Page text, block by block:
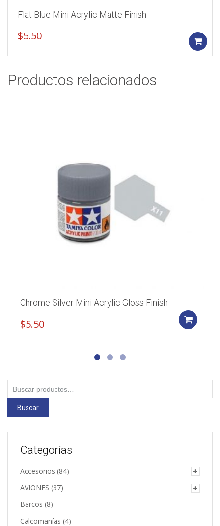
Flat Blue Mini Acrylic Matte Finish
$5.50
Productos relacionados
Chrome Silver Mini Acrylic Gloss Finish
$5.50
Buscar
por:
Buscar
Categorías
Accesorios (84)
AVIONES (37)
Barcos (8)
Calcomanías (4)